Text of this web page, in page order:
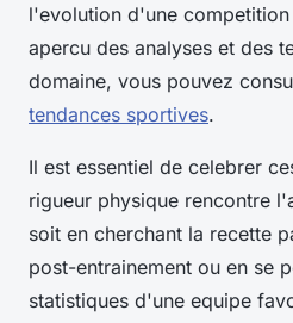
l'evolution d'une
apercu des analyses et des
domaine, vous pouvez
tendances sportives.
Il est essentiel de celebrer
rigueur physique rencontre
soit en cherchant la recette
post-entrainement ou en se
statistiques d'une equipe